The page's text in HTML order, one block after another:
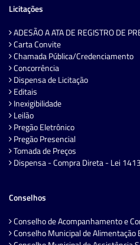
Licitações
ADESÃO A ATA DE REGISTRO DE
Carta Convite
Chamada Pública/Credenciamento
Concorrência
Dispensa de Licitação
Editais
Inexigibilidade
Leilão
Pregão Eletrônico
Pregão Presencial
Tomada de Preços
Dispensa - Compra Direta - Lei
Conselhos
Conselho de Acompanhamento e
Conselho Municipal de Alimentação